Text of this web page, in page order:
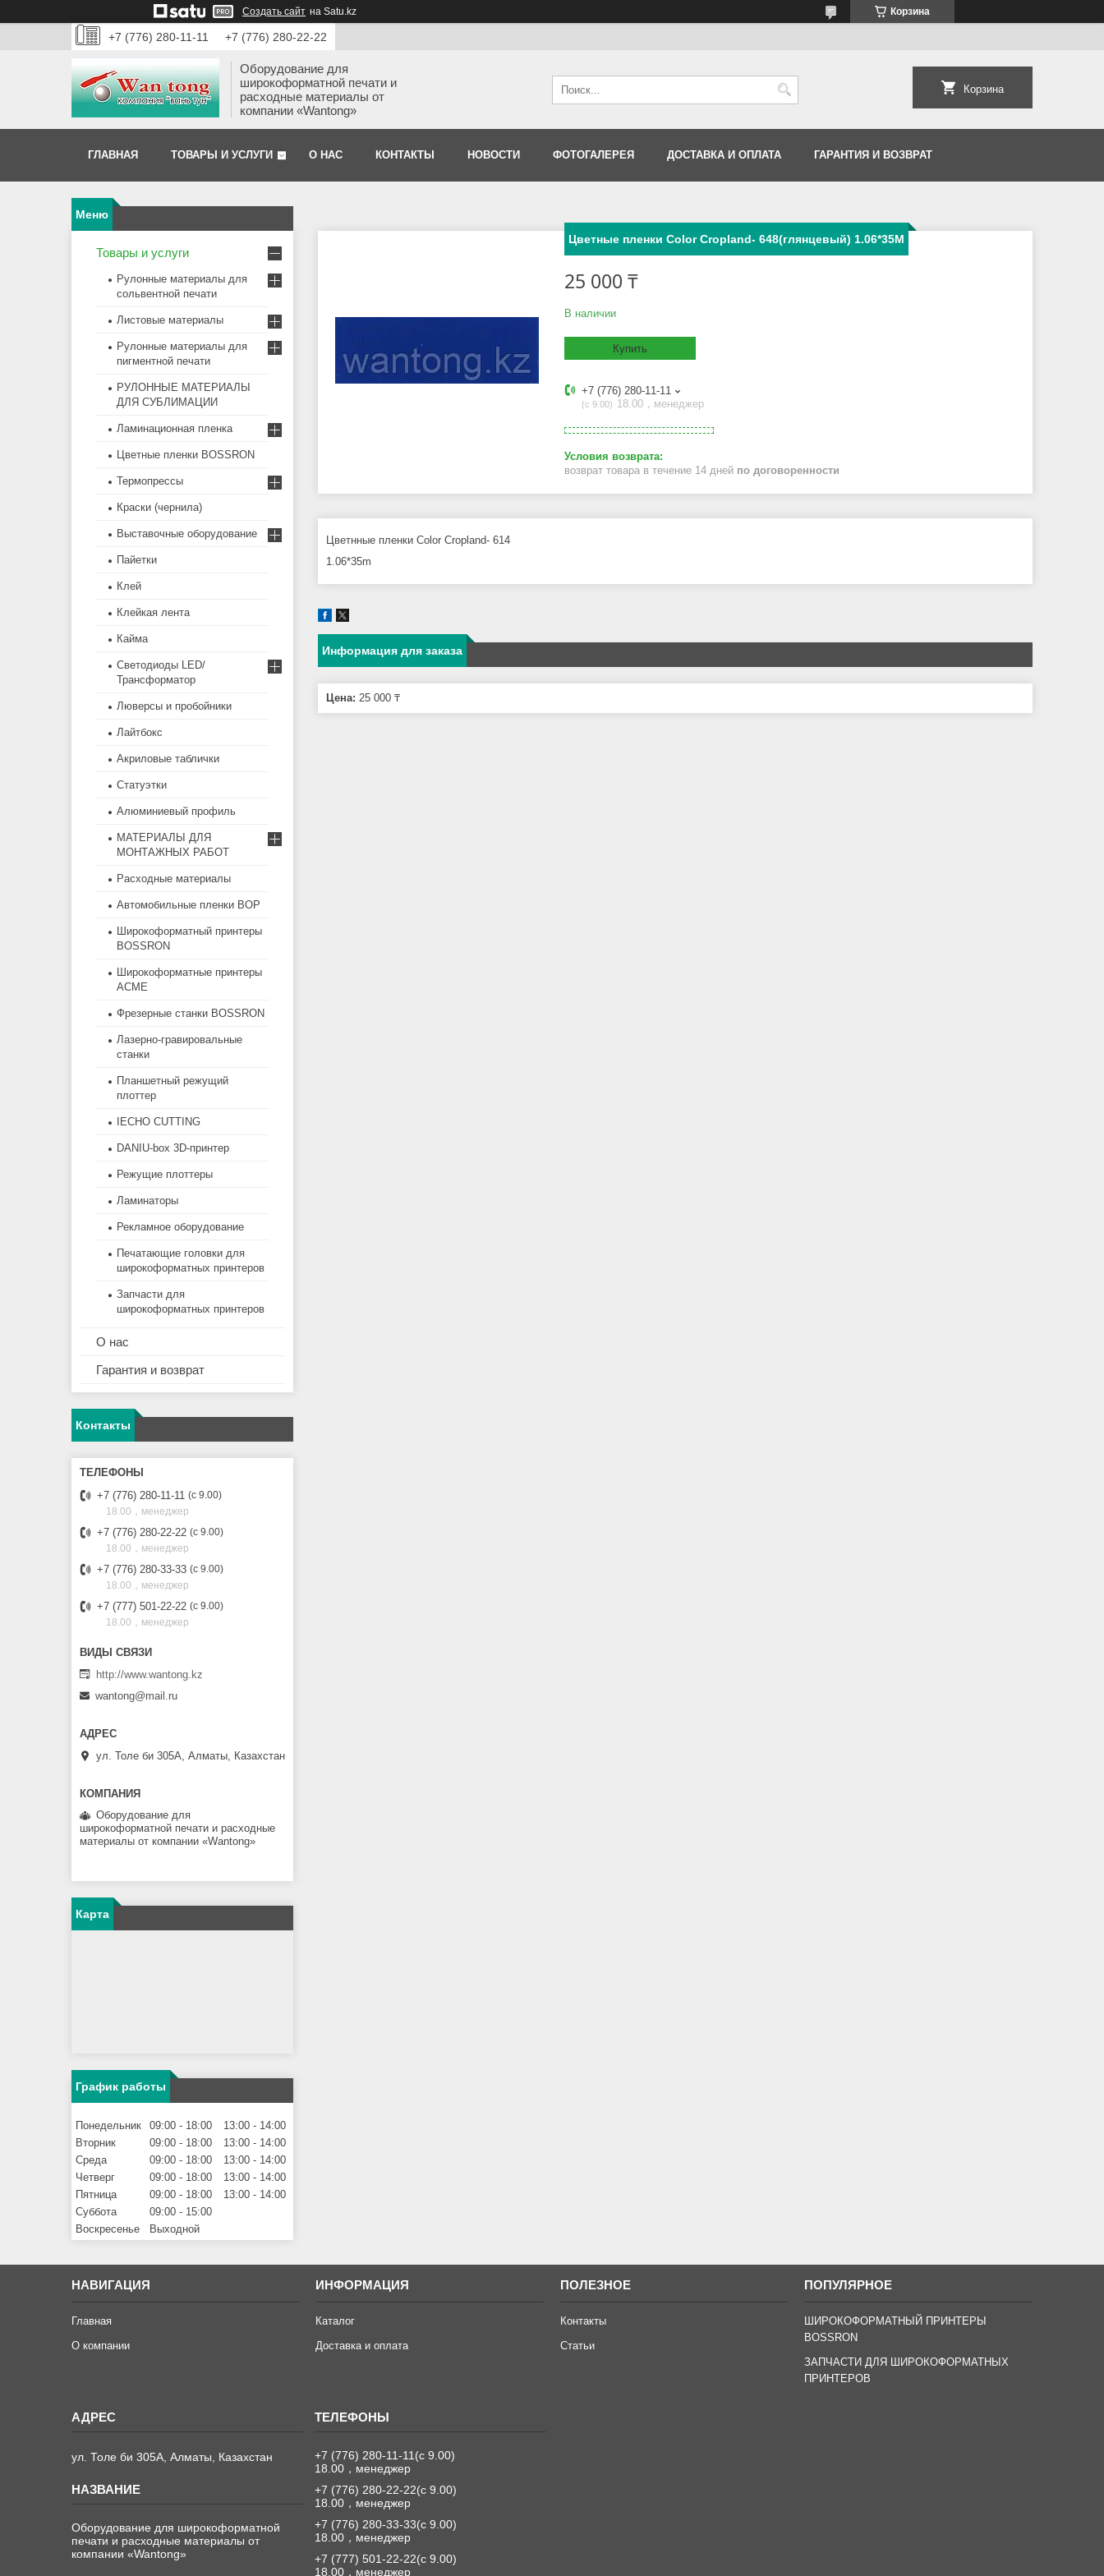
Создать сайт на Satu.kz Корзина
+7 (776) 280-11-11 +7 (776) 280-22-22
Оборудование для
широкоформатной печати и
расходные материалы от
компании «Wantong»
Корзина
ГЛАВНАЯ ТОВАРЫ И УСЛУГИ О НАС КОНТАКТЫ НОВОСТИ ФОТОГАЛЕРЕЯ ДОСТАВКА И ОПЛАТА ГАРАНТИЯ И ВОЗВРАТ
Цветные пленки Color Cropland- 648(глянцевый) 1.06*35M
25 000 ₸
В наличии
Купить
+7 (776) 280-11-11
с 9.00 18.00，менеджер
возврат товара в течение 14 дней по договоренности
Цветнные пленки Color Cropland- 614
1.06*35m
Информация для заказа
Цена: 25 000 ₸
Товары и услуги
Рулонные материалы для
сольвентной печати
Листовые материалы
Рулонные материалы для
пигментной печати
РУЛОННЫЕ МАТЕРИАЛЫ
ДЛЯ СУБЛИМАЦИИ
Ламинационная пленка
Цветные пленки BOSSRON
Термопрессы
Краски (чернила)
Выставочные оборудование
Пайетки
Клей
Клейкая лента
Кайма
Светодиоды LED/
Трансформатор
Люверсы и пробойники
Лайтбокс
Акриловые таблички
Статуэтки
Алюминиевый профиль
МАТЕРИАЛЫ ДЛЯ
МОНТАЖНЫХ РАБОТ
Расходные материалы
Автомобильные пленки BOP
Широкоформатный принтеры
BOSSRON
Широкоформатные принтеры
ACME
Фрезерные станки BOSSRON
Лазерно-гравировальные
станки
Планшетный режущий
плоттер
IECHO CUTTING
DANIU-box 3D-принтер
Режущие плоттеры
Ламинаторы
Рекламное оборудование
Печатающие головки для
широкоформатных принтеров
Запчасти для
широкоформатных принтеров
О нас
Гарантия и возврат
Контакты
+7 (776) 280-11-11 с 9.00
18.00，менеджер
+7 (776) 280-22-22 с 9.00
18.00，менеджер
+7 (776) 280-33-33 с 9.00
18.00，менеджер
+7 (777) 501-22-22 с 9.00
18.00，менеджер
http://www.wantong.kz
wantong@mail.ru
ул. Толе би 305А, Алматы, Казахстан
Оборудование для
широкоформатной печати и расходные
материалы от компании «Wantong»
Карта
График работы
Понедельник 09:00 18:00 13:00
14:00
Вторник
09:00 18:00 13:00
14:00
Среда
09:00 18:00 13:00
14:00
Четверг
09:00 18:00 13:00
14:00
Пятница
09:00 18:00 13:00
14:00
Суббота
09:00
15:00
Воскресенье
Выходной
НАВИГАЦИЯ
Главная
О компании
ИНФОРМАЦИЯ
Каталог
Доставка и оплата
ПОЛЕЗНОЕ
Контакты
Статьи
ПОПУЛЯРНОЕ
ШИРОКОФОРМАТНЫЙ ПРИНТЕРЫ
BOSSRON
ЗАПЧАСТИ ДЛЯ ШИРОКОФОРМАТНЫХ
ПРИНТЕРОВ
ул. Толе би 305А, Алматы, Казахстан
Оборудование для широкоформатной
печати и расходные материалы от
компании «Wantong»
+7 (776) 280-11-11 с 9.00
18.00，менеджер
+7 (776) 280-22-22 с 9.00
18.00，менеджер
+7 (776) 280-33-33 с 9.00
18.00，менеджер
+7 (777) 501-22-22 с 9.00
18.00，менеджер